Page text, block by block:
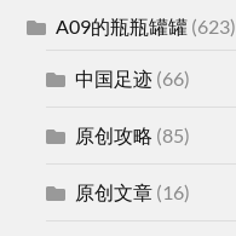
A09的瓶瓶罐罐 (623)
中国足迹 (66)
原创攻略 (85)
原创文章 (16)